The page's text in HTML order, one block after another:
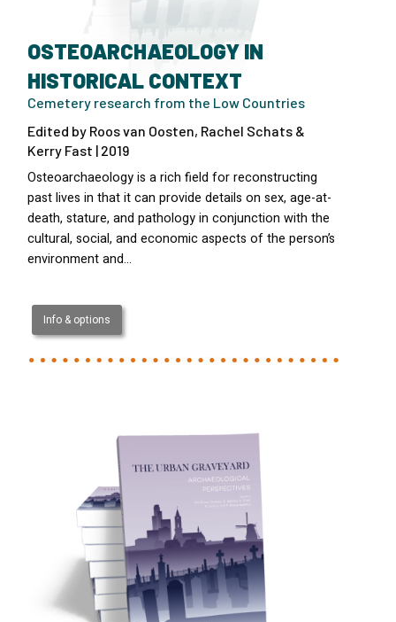
OSTEOARCHAEOLOGY IN
HISTORICAL CONTEXT
Cemetery research from the Low Countries
Edited by Roos van Oosten, Rachel Schats &
Kerry Fast | 2019
Osteoarchaeology is a rich field for reconstructing
past lives in that it can provide details on sex, age-at-
death, stature, and pathology in conjunction with the
cultural, social, and economic aspects of the person’s
environment and…
Info & options